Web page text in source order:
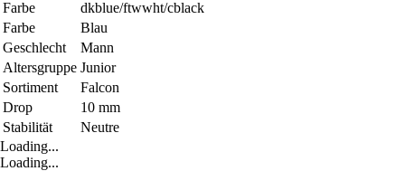
Farbe
dkblue/ftwwht/cblack
Farbe
Blau
Geschlecht
Mann
Altersgruppe Junior
Sortiment
Falcon
Drop
10 mm
Stabilität
Neutre
Loading...
Loading...